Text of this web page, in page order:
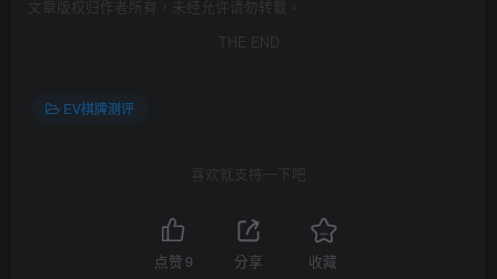
文章版权归作者所有，未经允许请勿转载。
THE END
EV棋牌测评
喜欢就支持一下吧
点赞 9 分享 收藏